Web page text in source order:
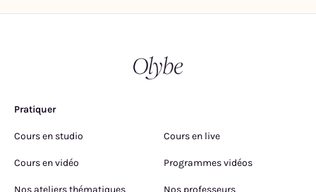
Pratiquer
Cours en studio Cours en live
Cours en vidéo Programmes vidéos
Nos ateliers thématiques Nos professeurs